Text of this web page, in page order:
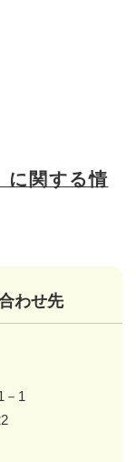
関する情
わせ先
－1